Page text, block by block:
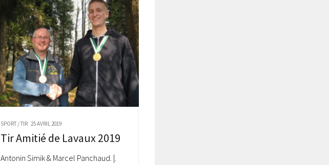
SPORT/TIR 25 AVRIL 2019
Tir Amitié de Lavaux 2019
Antonin Simik & Marcel Panchaud. |.